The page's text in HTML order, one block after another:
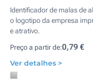
Identificador de malas de
o logotipo da empresa
e atrativo.
Preço a partir de:0,79 €
Ver detalhes >